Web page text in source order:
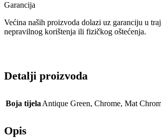
Garancija
Većina naših proizvoda dolazi uz garanciju u
nepravilnog korištenja ili fizičkog oštećenja.
Detalji proizvoda
Boja tijela Antique Green, Chrome, Mat
Opis